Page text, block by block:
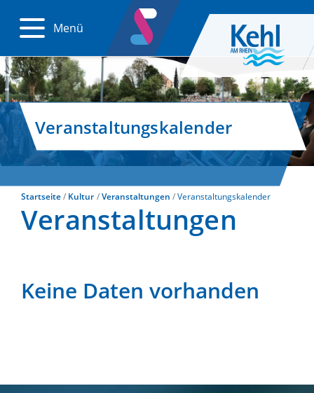
Menü
Veranstaltungskalender
Startseite Kultur Veranstaltungen Veranstaltungskalender
Veranstaltungen
Keine Daten vorhanden